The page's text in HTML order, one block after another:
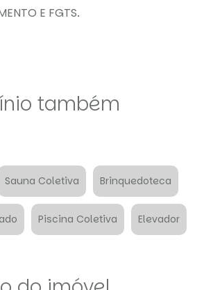
E FGTS.
também
Sauna Coletiva Brinquedoteca
Piscina Coletiva Elevador